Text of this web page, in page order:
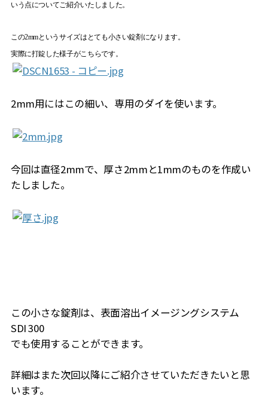
いう点についてご紹介いたしました。
この2mmというサイズはとても小さい錠剤になります。
実際に打錠した様子がこちらです。
2mm用にはこの細い、専用のダイを使います。
今回は直径2mmで、厚さ2mmと1mmのものを作成い
たしました。
この小さな錠剤は、表面溶出イメージングシステム
SDI 300
でも使用することができます。
詳細はまた次回以降にご紹介させていただきたいと思
います。